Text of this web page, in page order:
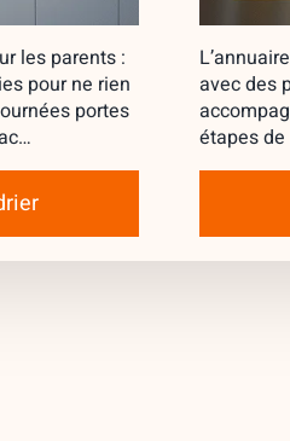
les parents :
pour ne rien
portes
avec des
étapes